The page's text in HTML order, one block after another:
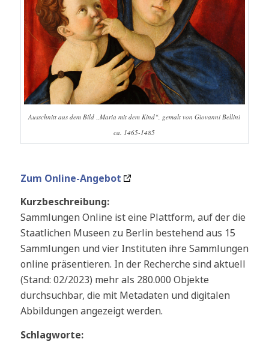
Ausschnitt aus dem Bild „Maria mit dem Kind“, gemalt von Giovanni Bellini
ca. 1465-1485
Zum Online-Angebot
Kurzbeschreibung:
Sammlungen Online ist eine Plattform, auf der die
Staatlichen Museen zu Berlin bestehend aus 15
Sammlungen und vier Instituten ihre Sammlungen
online präsentieren. In der Recherche sind aktuell
(Stand: 02/2023) mehr als 280.000 Objekte
durchsuchbar, die mit Metadaten und digitalen
Abbildungen angezeigt werden.
Schlagworte: